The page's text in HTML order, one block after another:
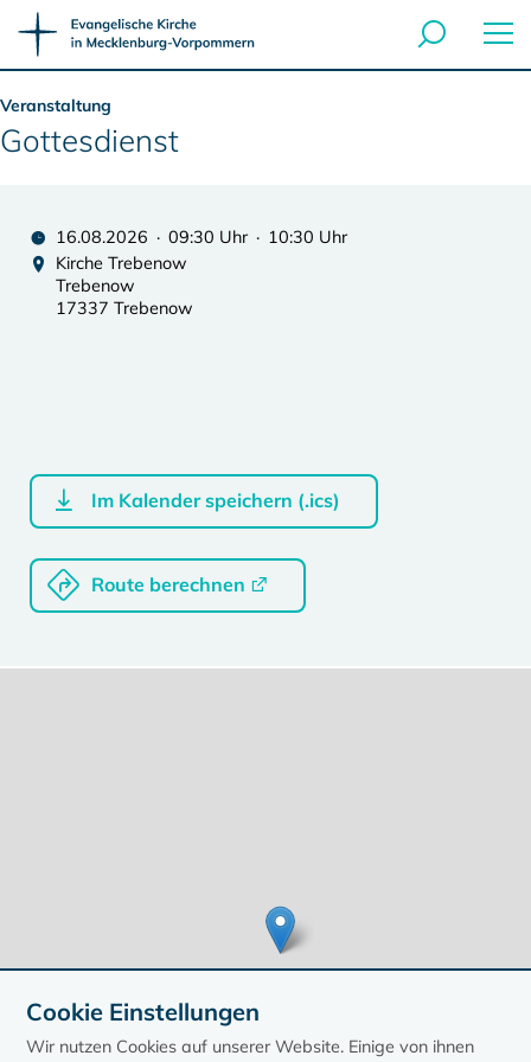
Veranstaltung
Gottesdienst
16.08.2026 · 09:30 Uhr · 10:30 Uhr
Kirche Trebenow
Trebenow
17337 Trebenow
Im Kalender speichern (.ics)
Route berechnen
Cookie Einstellungen
Wir nutzen Cookies auf unserer Website. Einige von ihnen